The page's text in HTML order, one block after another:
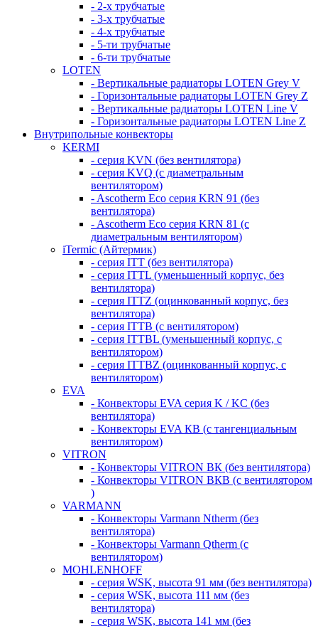
- 2-х трубчатые
- 3-х трубчатые
- 4-х трубчатые
- 5-ти трубчатые
- 6-ти трубчатые
LOTEN
- Вертикальные радиаторы LOTEN Grey V
- Горизонтальные радиаторы LOTEN Grey Z
- Вертикальные радиаторы LOTEN Line V
- Горизонтальные радиаторы LOTEN Line Z
Внутрипольные конвекторы
KERMI
- серия KVN (без вентилятора)
- серия KVQ (с диаметральным
вентилятором)
- Ascotherm Eco серия KRN 91 (без
вентилятора)
- Ascotherm Eco серия KRN 81 (с
диаметральным вентилятором)
iTermic (Айтермик)
- серия ITT (без вентилятора)
- серия ITTL (уменьшенный корпус, без
вентилятора)
- серия ITTZ (оцинкованный корпус, без
вентилятора)
- серия ITTB (с вентилятором)
- серия ITTBL (уменьшенный корпус, с
вентилятором)
- серия ITTBZ (оцинкованный корпус, с
вентилятором)
EVA
- Конвекторы EVA серия K / KC (без
вентилятора)
- Конвекторы EVA КВ (с тангенциальным
вентилятором)
VITRON
- Конвекторы VITRON ВК (без вентилятора)
- Конвекторы VITRON ВКВ (с вентилятором
)
VARMANN
- Конвекторы Varmann Ntherm (без
вентилятора)
- Конвекторы Varmann Qtherm (с
вентилятором)
MOHLENHOFF
- серия WSK, высота 91 мм (без вентилятора)
- серия WSK, высота 111 мм (без
вентилятора)
- серия WSK, высота 141 мм (без